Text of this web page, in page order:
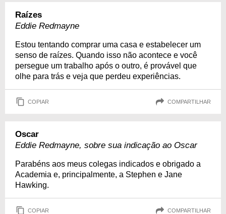
Raízes
Eddie Redmayne
Estou tentando comprar uma casa e estabelecer um
senso de raízes. Quando isso não acontece e você
persegue um trabalho após o outro, é provável que
olhe para trás e veja que perdeu experiências.
COPIAR COMPARTILHAR
Oscar
Eddie Redmayne, sobre sua indicação ao Oscar
Parabéns aos meus colegas indicados e obrigado a
Academia e, principalmente, a Stephen e Jane
Hawking.
COPIAR COMPARTILHAR